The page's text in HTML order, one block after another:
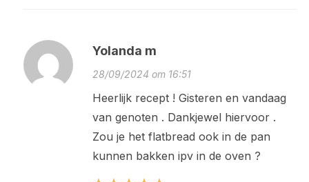
Yolanda m
28/09/2024 om 16:51
Heerlijk recept ! Gisteren en vandaag
van genoten . Dankjewel hiervoor .
Zou je het flatbread ook in de pan
kunnen bakken ipv in de oven ?